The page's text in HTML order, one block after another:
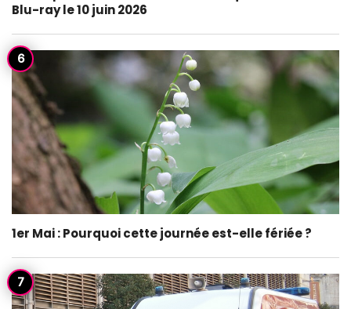
Blu-ray le 10 juin 2026
1er Mai : Pourquoi cette journée est-elle fériée ?